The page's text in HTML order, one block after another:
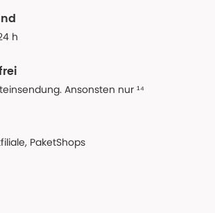
h
Ansonsten nur ¹⁴
PaketShops